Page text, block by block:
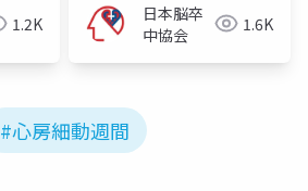
1.2K
日本脳卒
中協会
1.6K
#心房細動週間